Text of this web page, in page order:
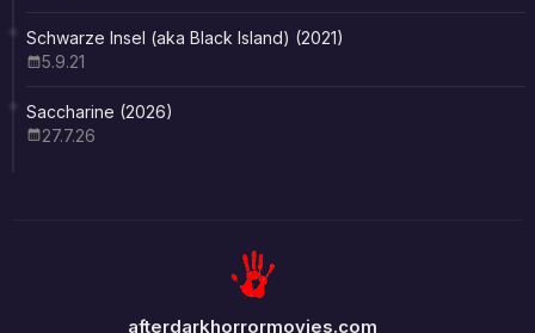
Schwarze Insel (aka Black Island) (2021)
5.9.21
Saccharine (2026)
27.7.26
afterdarkhorrormovies.com